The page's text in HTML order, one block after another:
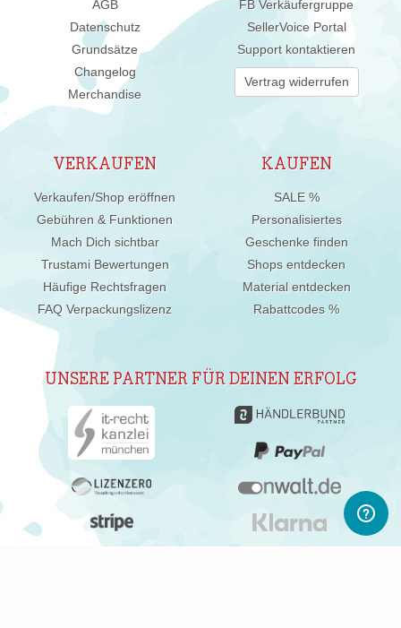
AGB
Datenschutz
Grundsätze
Changelog
Merchandise
FB Verkäufergruppe
SellerVoice Portal
Support kontaktieren
Vertrag widerrufen
VERKAUFEN
Verkaufen/Shop eröffnen
Gebühren & Funktionen
Mach Dich sichtbar
Trustami Bewertungen
Häufige Rechtsfragen
FAQ Verpackungslizenz
KAUFEN
SALE %
Personalisiertes
Geschenke finden
Shops entdecken
Material entdecken
Rabattcodes %
UNSERE PARTNER FÜR DEINEN ERFOLG